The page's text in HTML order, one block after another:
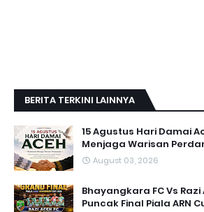
BERITA TERKINI LAINNYA
15 Agustus Hari Damai
Menjaga Warisan
August 03, 2026
Bhayangkara FC Vs Razi
Puncak Final Piala ARN